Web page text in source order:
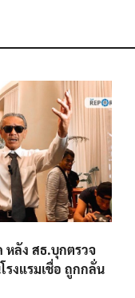
หลัง สธ.บุกตรวจ
รงแรมเชื่อ ถูกกลั่น